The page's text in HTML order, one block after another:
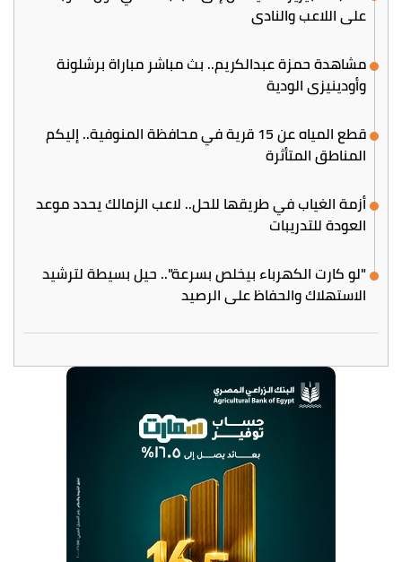
على اللاعب والنادي
مشاهدة حمزة عبدالكريم.. بث مباشر مباراة برشلونة
وأودينيزي الودية
قطع المياه عن 15 قرية في محافظة المنوفية.. إليكم
المناطق المتأثرة
أزمة الغياب في طريقها للحل.. لاعب الزمالك يحدد موعد
العودة للتدريبات
"لو كارت الكهرباء بيخلص بسرعة".. حيل بسيطة لترشيد
الاستهلاك والحفاظ على الرصيد